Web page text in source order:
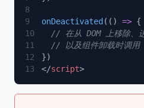
onDeactivated (() =>
</script